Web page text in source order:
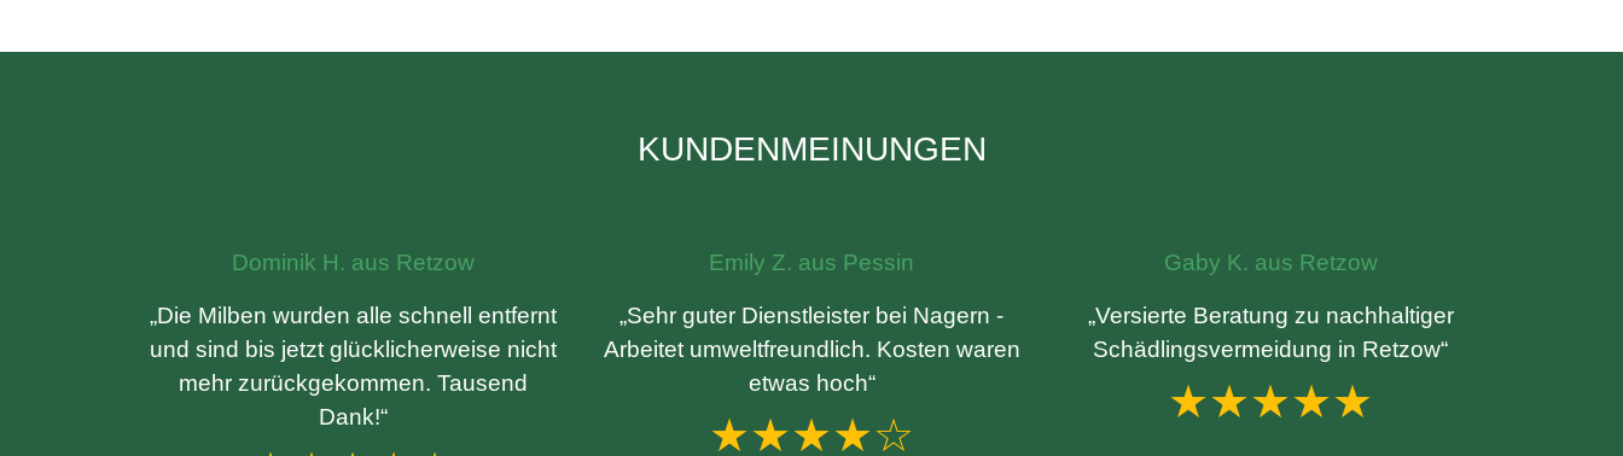
KUNDENMEINUNGEN
Dominik H. aus Retzow
„Die Milben wurden alle schnell entfernt
und sind bis jetzt glücklicherweise nicht
mehr zurückgekommen. Tausend
Dank!“
Emily Z. aus Pessin
„Sehr guter Dienstleister bei Nagern -
Arbeitet umweltfreundlich. Kosten waren
etwas hoch“
★★★★☆
Gaby K. aus Retzow
„Versierte Beratung zu nachhaltiger
Schädlingsvermeidung in Retzow“
★★★★★